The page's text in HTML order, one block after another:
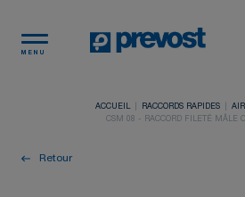
MENU
ACCUEIL RACCORDS RAPIDES
CSM 08 - RACCORD FILETÉ MÂLE
Retour